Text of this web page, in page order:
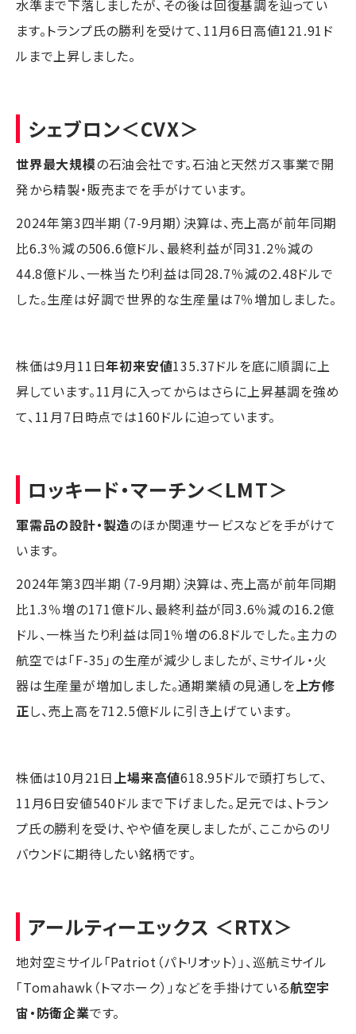
水準まで下落しましたが、その後は回復基調を辿ってい
ます。トランプ氏の勝利を受けて、11月6日高値121.91ド
ルまで上昇しました。
シェブロン＜CVX＞
世界最大規模の石油会社です。石油と天然ガス事業で開
発から精製・販売までを手がけています。
2024年第3四半期（7-9月期）決算は、売上高が前年同期
比6.3％減の506.6億ドル、最終利益が同31.2％減の
44.8億ドル、一株当たり利益は同28.7％減の2.48ドルで
した。生産は好調で世界的な生産量は7％増加しました。
株価は9月11日年初来安値135.37ドルを底に順調に上
昇しています。11月に入ってからはさらに上昇基調を強め
て、11月7日時点では160ドルに迫っています。
ロッキード・マーチン＜LMT＞
軍需品の設計・製造のほか関連サービスなどを手がけて
います。
2024年第3四半期（7-9月期）決算は、売上高が前年同期
比1.3％増の171億ドル、最終利益が同3.6％減の16.2億
ドル、一株当たり利益は同1％増の6.8ドルでした。主力の
航空では「F-35」の生産が減少しましたが、ミサイル・火
器は生産量が増加しました。通期業績の見通しを上方修
正し、売上高を712.5億ドルに引き上げています。
株価は10月21日上場来高値618.95ドルで頭打ちして、
11月6日安値540ドルまで下げました。足元では、トラン
プ氏の勝利を受け、やや値を戻しましたが、ここからのリ
バウンドに期待したい銘柄です。
アールティーエックス ＜RTX＞
地対空ミサイル「Patriot（パトリオット）」、巡航ミサイル
「Tomahawk（トマホーク）」などを手掛けている航空宇
宙・防衛企業です。